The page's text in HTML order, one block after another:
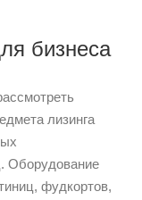
бизнеса
лизинга
Оборудование
фудкортов,